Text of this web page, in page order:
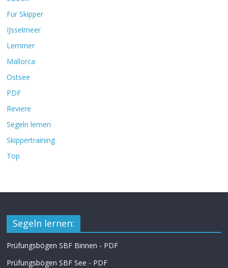
Für Skipper
IJsselmeer
Lemmer
Mallorca
Ostsee
PDF
Reviere
Segeln lernen
Skippertraining
Top
Segeln lernen:
Prüfungsbögen SBF Binnen - PDF
Prüfungsbögen SBF See - PDF